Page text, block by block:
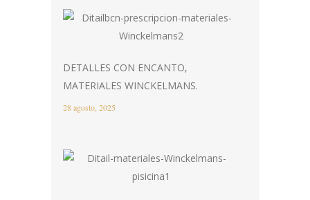
DETALLES CON ENCANTO,
MATERIALES WINCKELMANS.
28 agosto, 2025